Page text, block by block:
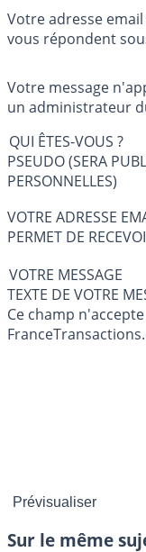
Votre adresse
vous répondent
Votre message
un administrateur
QUI ÊTES-VOUS ?
PSEUDO (SERA
PERSONNELLES)
VOTRE ADRESSE
PERMET DE
VOTRE MESSAGE
Ce champ